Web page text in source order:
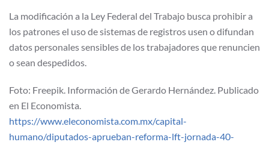
La modificación a la Ley Federal del Trabajo busca prohibir a
los patrones el uso de sistemas de registros usen o difundan
datos personales sensibles de los trabajadores que renuncien
o sean despedidos.
Foto: Freepik. Información de Gerardo Hernández. Publicado
en El Economista.
https://www.eleconomista.com.mx/capital-
humano/diputados-aprueban-reforma-lft-jornada-40-